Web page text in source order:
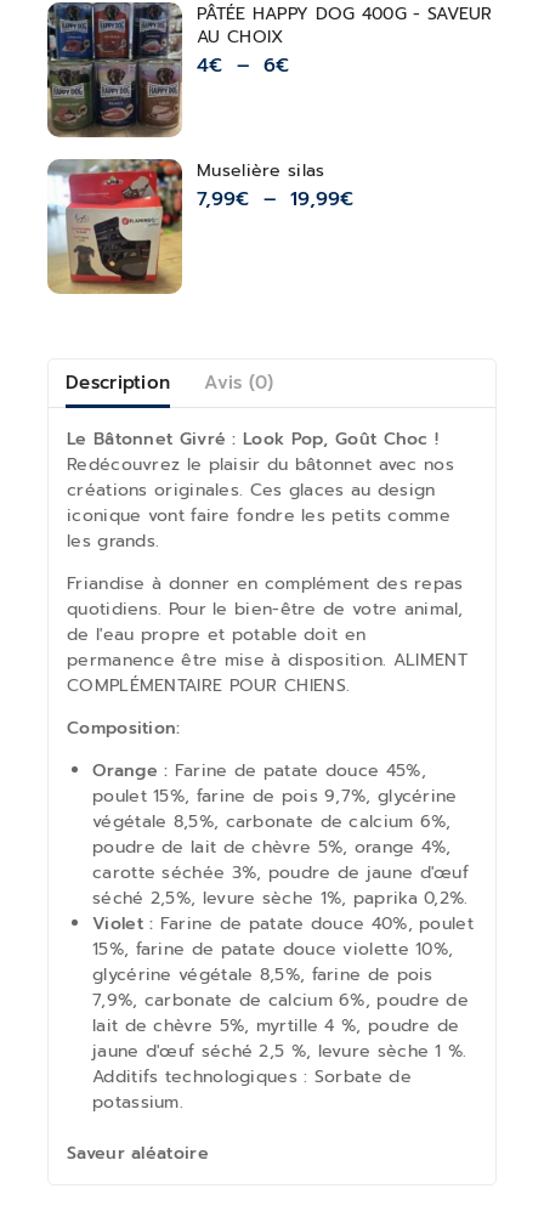
PÂTÉE HAPPY DOG 400G - SAVEUR
AU CHOIX
4€ – 6€
Muselière silas
7,99€ – 19,99€
Description Avis (0)
Le Bâtonnet Givré : Look Pop, Goût Choc !
Redécouvrez le plaisir du bâtonnet avec nos
créations originales. Ces glaces au design
iconique vont faire fondre les petits comme
les grands.
Friandise à donner en complément des repas
quotidiens. Pour le bien-être de votre animal,
de l'eau propre et potable doit en
permanence être mise à disposition. ALIMENT
COMPLÉMENTAIRE POUR CHIENS.
Composition:
Orange : Farine de patate douce 45%,
poulet 15%, farine de pois 9,7%, glycérine
végétale 8,5%, carbonate de calcium 6%,
poudre de lait de chèvre 5%, orange 4%,
carotte séchée 3%, poudre de jaune d'œuf
séché 2,5%, levure sèche 1%, paprika 0,2%.
Violet : Farine de patate douce 40%, poulet
15%, farine de patate douce violette 10%,
glycérine végétale 8,5%, farine de pois
7,9%, carbonate de calcium 6%, poudre de
lait de chèvre 5%, myrtille 4 %, poudre de
jaune d'œuf séché 2,5 %, levure sèche 1 %.
Additifs technologiques : Sorbate de
potassium.
Saveuraléatoire